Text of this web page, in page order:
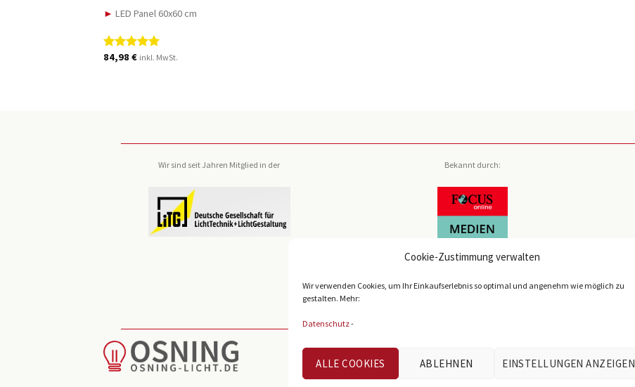
Cookie-Zustimmung verwalten
Wir verwenden Cookies, um Ihr Einkaufserlebnis so optimal und angenehm wie möglich zu
gestalten. Mehr:
Datenschutz-
ALLE COOKIES ABLEHNEN EINSTELLUNGEN ANZEIGEN
► LED Panel 60x60 cm
Bewertet
84,98€ inkl. MwSt.
Wir sind seit Jahren Mitglied in der Bekannt durch:
BELIEBTE KATEGORIEN